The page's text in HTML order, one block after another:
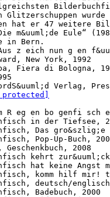
Glitzerschuppen
hat er 47 weitere
m&uuml;de Eule“
in Bern.
z eich nun g en
New York, 1992
Fiera di Bologna,
Verlag,
protected]
R eg en bo genfi sch
in der Tiefsee,
Das
Pop-Up-Buch,
2008
kehrt
hat keine Angst
komm hilf mir!
deutsch/
Badebuch, 2000